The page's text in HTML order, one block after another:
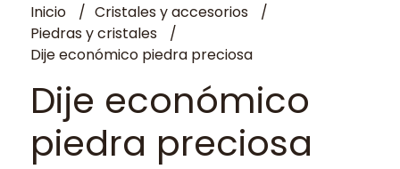
Inicio
Cristales y accesorios
Piedras y cristales
Dije económico piedra preciosa
Dije económico
piedra preciosa